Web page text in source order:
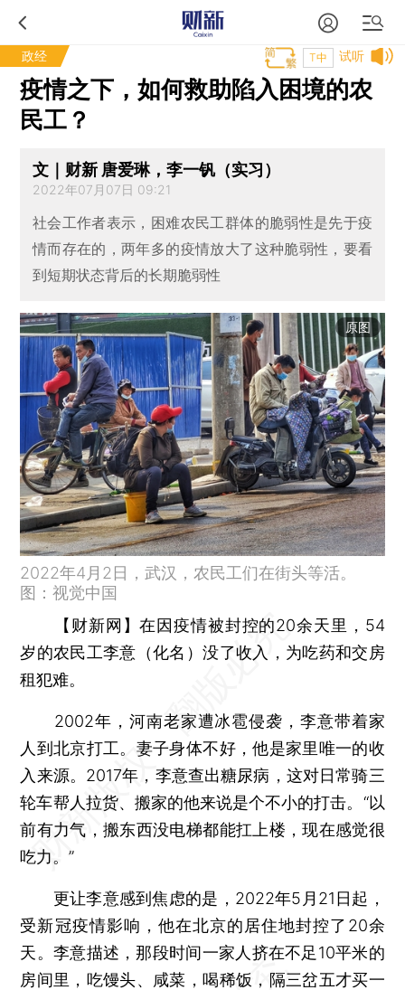
政经 试听
T中
疫情之下，如何救助陷入困境的农
民工？
文｜财新 唐爱琳，李一钒（实习）
2022年07月07日 09:21
社会工作者表示，困难农民工群体的脆弱性是先于疫
情而存在的，两年多的疫情放大了这种脆弱性，要看
到短期状态背后的长期脆弱性
原图
2022年4月2日，武汉，农民工们在街头等活。
图：视觉中国
【财新网】在因疫情被封控的20余天里，54
岁的农民工李意（化名）没了收入，为吃药和交房
租犯难。
2002年，河南老家遭冰雹侵袭，李意带着家
人到北京打工。妻子身体不好，他是家里唯一的收
入来源。2017年，李意查出糖尿病，这对日常骑三
轮车帮人拉货、搬家的他来说是个不小的打击。“以
前有力气，搬东西没电梯都能扛上楼，现在感觉很
吃力。”
更让李意感到焦虑的是，2022年5月21日起，
受新冠疫情影响，他在北京的居住地封控了20余
天。李意描述，那段时间一家人挤在不足10平米的
房间里，吃馒头、咸菜，喝稀饭，隔三岔五才买一